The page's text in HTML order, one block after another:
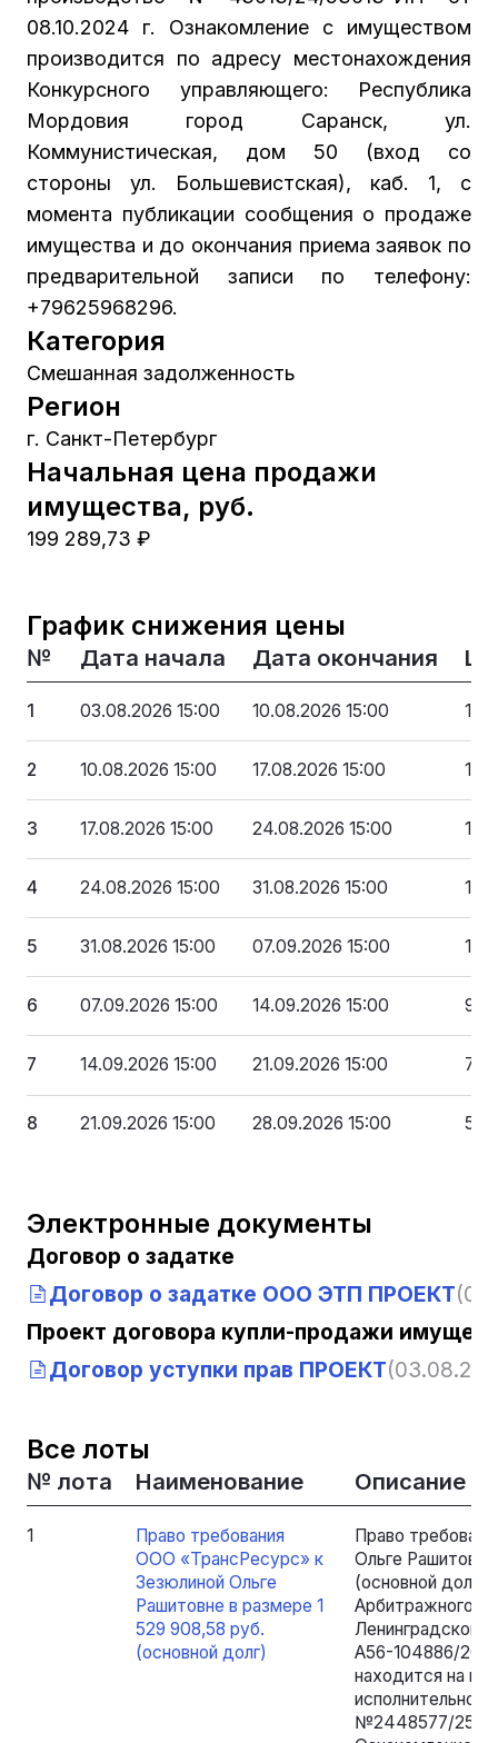
08.10.2024 г. Ознакомление с имуществом
производится по адресу местонахождения
Конкурсного управляющего: Республика
Мордовия город Саранск, ул.
Коммунистическая, дом 50 (вход со
стороны ул. Большевистская), каб. 1, с
момента публикации сообщения о продаже
имущества и до окончания приема заявок по
предварительной записи по телефону:
+79625968296.
Категория
Смешанная задолженность
Регион
г. Санкт-Петербург
Начальная цена продажи
имущества, руб.
199 289,73 ₽
График снижения цены
№ Дата начала Дата окончания
1 03.08.2026 15:00 10.08.2026 15:00 199
2 10.08.2026 15:00 17.08.2026 15:00 179
3 17.08.2026 15:00 24.08.2026 15:00 159
4 24.08.2026 15:00 31.08.2026 15:00 139
5 31.08.2026 15:00 07.09.2026 15:00 119
6 07.09.2026 15:00 14.09.2026 15:00 99
7 14.09.2026 15:00 21.09.2026 15:00 79
8 21.09.2026 15:00 28.09.2026 15:00 59
Электронные документы
Договор о задатке
Договор о задатке ООО ЭТП ПРОЕКТ
Проект договора купли-продажи
Договор уступки прав ПРОЕКТ
Все лоты
№ лота Наименование Описание
1
Право требования
ООО «ТрансРесурс» к
Зезюлиной Ольге
Рашитовне в размере 1
529 908,58 руб.
(основной долг)
Право
Ольге
(основной
Арбитражного
Ленинградской
А56-104886/
находится на
№2448577/25/